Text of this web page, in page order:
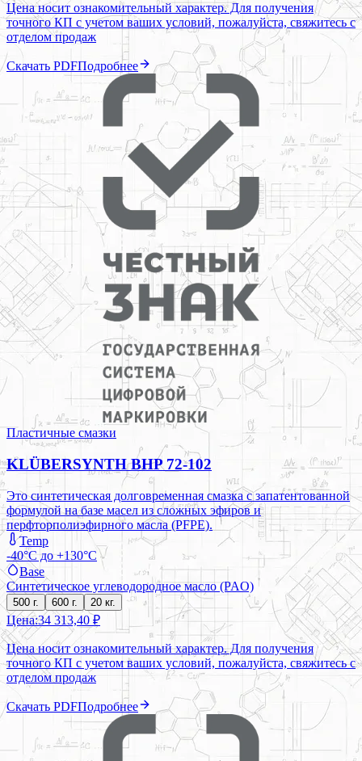
Цена носит ознакомительный характер. Для получения
точного КП с учетом ваших условий, пожалуйста, свяжитесь с
отделом продаж
Скачать PDFПодробнее
Пластичные смазки
KLÜBERSYNTH BHP 72-102
Это синтетическая долговременная смазка с запатентованной
формулой на базе масел из сложных эфиров и
перфторполиэфирного масла (PFPE).
Temp
-40°C до +130°C
Base
Синтетическое углеводородное масло (PAO)
500 г. 600 г. 20 кг.
Цена:34 313,40 ₽
Цена носит ознакомительный характер. Для получения
точного КП с учетом ваших условий, пожалуйста, свяжитесь с
отделом продаж
Скачать PDFПодробнее